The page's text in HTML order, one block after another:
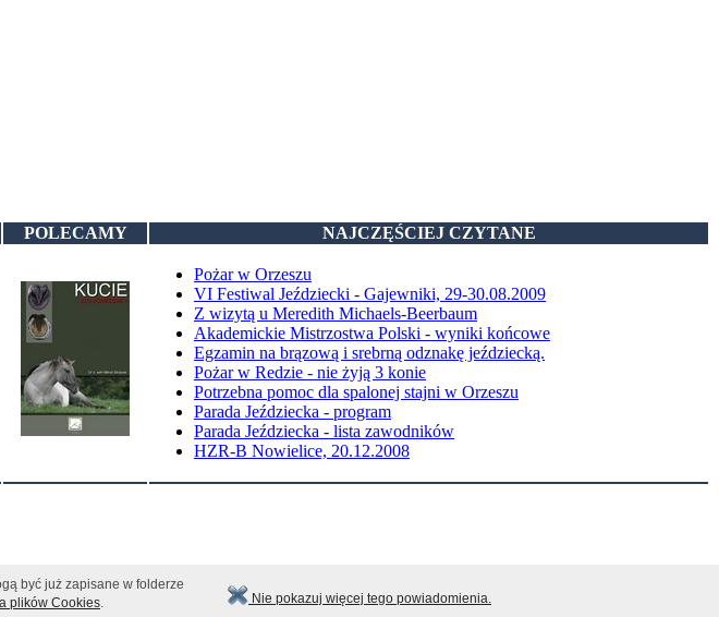
POLECAMY NAJCZĘŚCIEJ CZYTANE
Pożar w Orzeszu
VI Festiwal Jeździecki - Gajewniki, 29-30.08.2009
Z wizytą u Meredith Michaels-Beerbaum
Akademickie Mistrzostwa Polski - wyniki końcowe
Egzamin na brązową i srebrną odznakę jeździecką.
Pożar w Redzie - nie żyją 3 konie
Potrzebna pomoc dla spalonej stajni w Orzeszu
Parada Jeździecka - program
Parada Jeździecka - lista zawodników
HZR-B Nowielice, 20.12.2008
być już zapisane w folderze
plików Cookies. Nie pokazuj więcej tego powiadomienia.